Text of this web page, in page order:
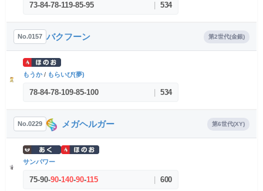
73-84-78-119-85-95 534
No.0157 バクフーン 第2世代(金銀)
もうか/ もらいび(夢)
78-84-78-109-85-100 534
No.0229 メガヘルガー 第6世代(XY)
サンパワー
75-90-90-140-90-115 600